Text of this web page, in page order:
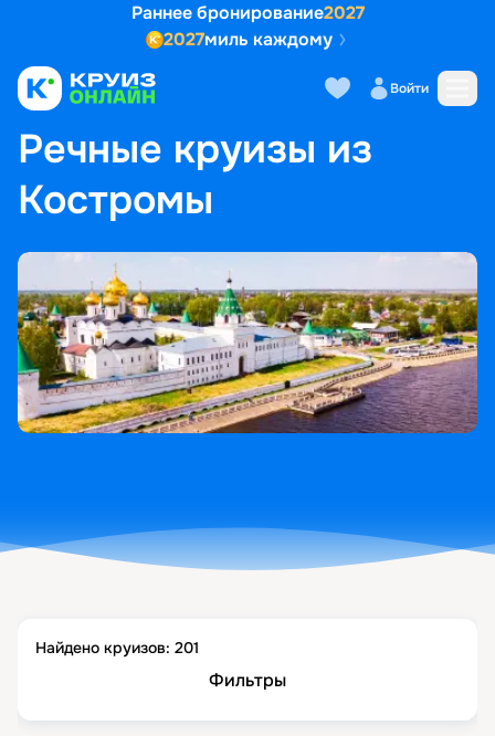
Раннее бронирование2027
2027миль каждому
Войти
ГЛАВНАЯ • ПОПУЛЯРНЫЕ НАПРАВЛЕНИЯ
РЕЧНЫЕ КРУИЗЫ ИЗ КОСТРОМЫ
Речные круизы из
Костромы
Найдено круизов: 201
Фильтры